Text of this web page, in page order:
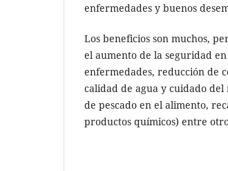
enfermedades y buenos
Los beneficios son muchos,
el aumento de la seguridad
enfermedades, reducción de
calidad de agua y cuidado
de pescado en el alimento,
productos químicos) entre